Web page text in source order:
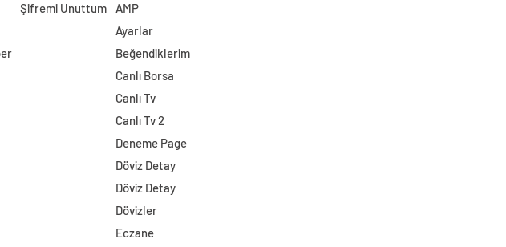
Şifremi Unuttum
AMP
Ayarlar
Beğendiklerim
Canlı Borsa
Canlı Tv
Canlı Tv 2
Deneme Page
Döviz Detay
Döviz Detay
Dövizler
Eczane